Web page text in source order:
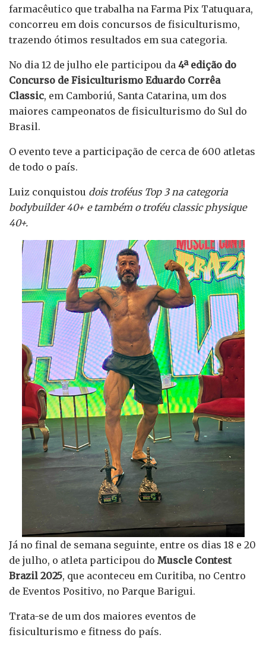
farmacêutico que trabalha na Farma Pix Tatuquara,
concorreu em dois concursos de fisiculturismo,
trazendo ótimos resultados em sua categoria.
No dia 12 de julho ele participou da 4ª edição do
Concurso de Fisiculturismo Eduardo Corrêa
Classic, em Camboriú, Santa Catarina, um dos
maiores campeonatos de fisiculturismo do Sul do
Brasil.
O evento teve a participação de cerca de 600 atletas
de todo o país.
Luiz conquistou dois troféus Top 3 na categoria
bodybuilder 40+ e também o troféu classic physique
40+.
Já no final de semana seguinte, entre os dias 18 e 20
de julho, o atleta participou do Muscle Contest
Brazil 2025, que aconteceu em Curitiba, no Centro
de Eventos Positivo, no Parque Barigui.
Trata-se de um dos maiores eventos de
fisiculturismo e fitness do país.